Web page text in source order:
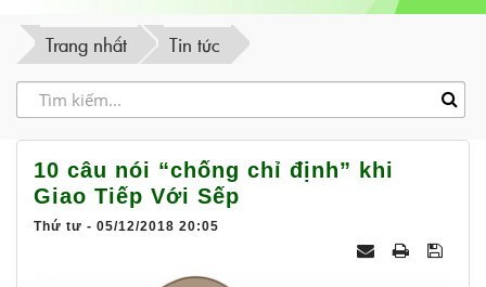
tạo
Việt
-
Trang nhất Tin tức
10 câu nói “chống chỉ định” khi
Giao Tiếp Với Sếp
Thứ tư - 05/12/2018 20:05